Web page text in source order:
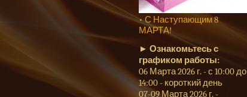
• С Наступающим 8
МАРТА!
► Ознакомьтесь с
графиком работы:
06 Марта 2026 г. - с 10:00 до
14:00 - короткий день
07-09 Марта 2026 г. -